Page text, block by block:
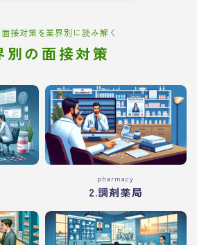
接対策を業界別に読み解く
別の面接対策
pharmacy
2.調剤薬局